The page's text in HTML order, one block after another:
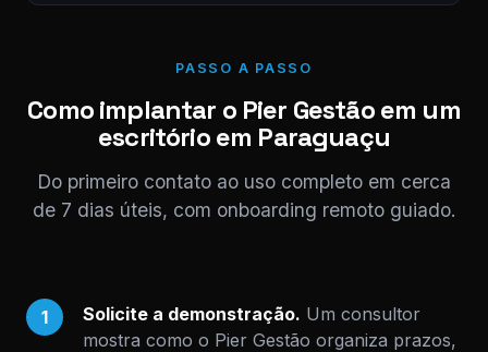
PASSO A PASSO
Como implantar o Pier Gestão em um
escritório em Paraguaçu
Do primeiro contato ao uso completo em cerca
de 7 dias úteis, com onboarding remoto guiado.
1 Solicite a demonstração. Um consultor
mostra como o Pier Gestão organiza prazos,